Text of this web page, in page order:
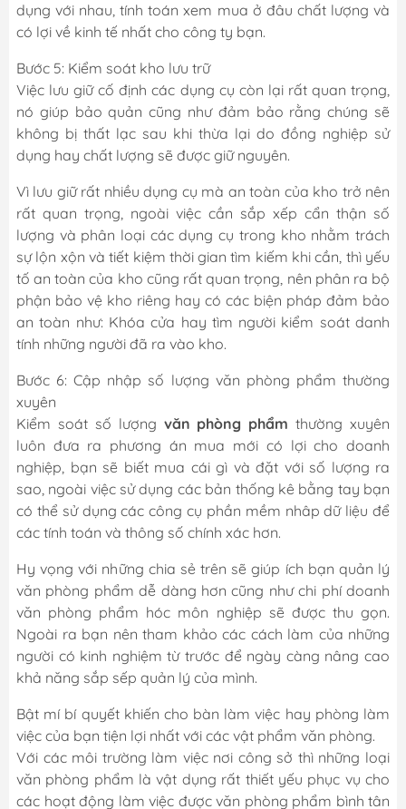
dụng với nhau, tính toán xem mua ở đâu chất lượng và
có lợi về kinh tế nhất cho công ty bạn.
Bước 5: Kiểm soát kho lưu trữ
Việc lưu giữ cố định các dụng cụ còn lại rất quan trọng,
nó giúp bảo quản cũng như đảm bảo rằng chúng sẽ
không bị thất lạc sau khi thừa lại do đồng nghiệp sử
dụng hay chất lượng sẽ được giữ nguyên.
Vì lưu giữ rất nhiều dụng cụ mà an toàn của kho trở nên
rất quan trọng, ngoài việc cần sắp xếp cẩn thận số
lượng và phân loại các dụng cụ trong kho nhằm trách
sự lộn xộn và tiết kiệm thời gian tìm kiếm khi cần, thì yếu
tố an toàn của kho cũng rất quan trọng, nên phân ra bộ
phận bảo vệ kho riêng hay có các biện pháp đảm bảo
an toàn như: Khóa cửa hay tìm người kiểm soát danh
tính những người đã ra vào kho.
Bước 6: Cập nhập số lượng văn phòng phẩm thường
xuyên
Kiểm soát số lượng văn phòng phẩm thường xuyên
luôn đưa ra phương án mua mới có lợi cho doanh
nghiệp, bạn sẽ biết mua cái gì và đặt với số lượng ra
sao, ngoài việc sử dụng các bản thống kê bằng tay bạn
có thể sử dụng các công cụ phần mềm nhâp dữ liệu để
các tính toán và thông số chính xác hơn.
Hy vọng với những chia sẻ trên sẽ giúp ích bạn quản lý
văn phòng phẩm dễ dàng hơn cũng như chi phí doanh
văn phòng phẩm hóc môn nghiệp sẽ được thu gọn.
Ngoài ra bạn nên tham khảo các cách làm của những
người có kinh nghiệm từ trước để ngày càng nâng cao
khả năng sắp sếp quản lý của mình.
Bật mí bí quyết khiến cho bàn làm việc hay phòng làm
việc của bạn tiện lợi nhất với các vật phẩm văn phòng.
Với các môi trường làm việc nơi công sở thì những loại
văn phòng phẩm là vật dụng rất thiết yếu phục vụ cho
các hoạt động làm việc được văn phòng phẩm bình tân